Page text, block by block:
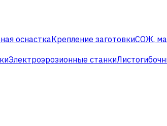
оснасткаКрепление заготовкиСОЖ,
Электроэрозионные станки